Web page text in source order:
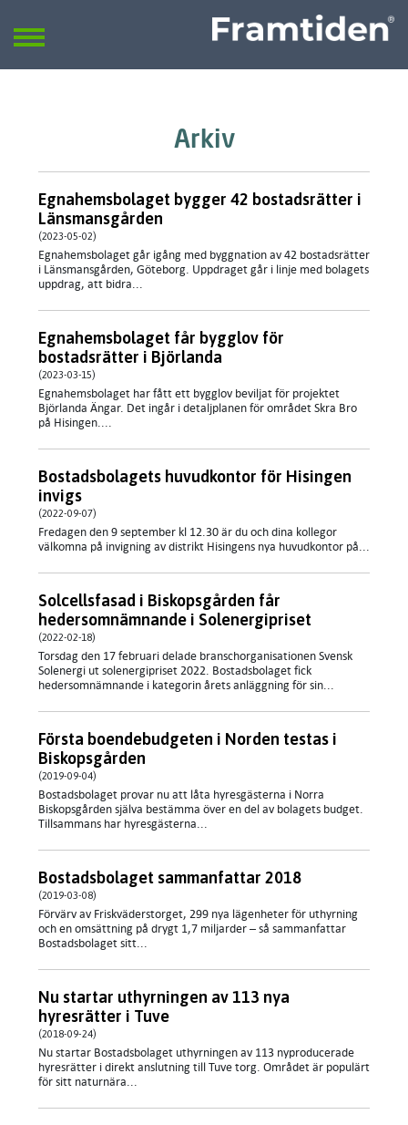
SÖK
Arkiv
Egnahemsbolaget bygger 42 bostadsrätter i
Länsmansgården
(2023-05-02)
Egnahemsbolaget går igång med byggnation av 42 bostadsrätter
i Länsmansgården, Göteborg. Uppdraget går i linje med bolagets
uppdrag, att bidra...
Egnahemsbolaget får bygglov för
bostadsrätter i Björlanda
(2023-03-15)
Egnahemsbolaget har fått ett bygglov beviljat för projektet
Björlanda Ängar. Det ingår i detaljplanen för området Skra Bro
på Hisingen....
Bostadsbolagets huvudkontor för Hisingen
invigs
(2022-09-07)
Fredagen den 9 september kl 12.30 är du och dina kollegor
välkomna på invigning av distrikt Hisingens nya huvudkontor på...
Solcellsfasad i Biskopsgården får
hedersomnämnande i Solenergipriset
(2022-02-18)
Torsdag den 17 februari delade branschorganisationen Svensk
Solenergi ut solenergipriset 2022. Bostadsbolaget fick
hedersomnämnande i kategorin årets anläggning för sin...
Första boendebudgeten i Norden testas i
Biskopsgården
(2019-09-04)
Bostadsbolaget provar nu att låta hyresgästerna i Norra
Biskopsgården själva bestämma över en del av bolagets budget.
Tillsammans har hyresgästerna...
Bostadsbolaget sammanfattar 2018
(2019-03-08)
Förvärv av Friskväderstorget, 299 nya lägenheter för uthyrning
och en omsättning på drygt 1,7 miljarder – så sammanfattar
Bostadsbolaget sitt...
Nu startar uthyrningen av 113 nya
hyresrätter i Tuve
(2018-09-24)
Nu startar Bostadsbolaget uthyrningen av 113 nyproducerade
hyresrätter i direkt anslutning till Tuve torg. Området är populärt
för sitt naturnära...